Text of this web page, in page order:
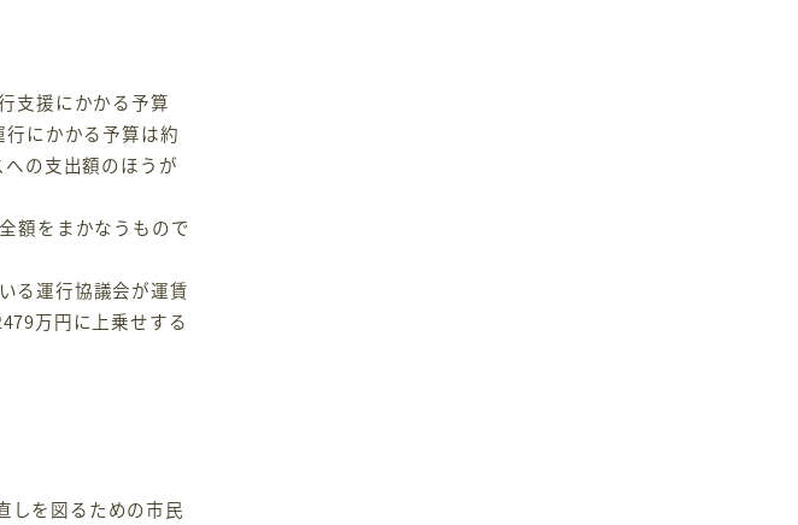
支援にかかる予算
行にかかる予算は約
の支出額のほうが
額をまかなうもので
る運行協議会が運賃
万円に上乗せする
しを図るための市民